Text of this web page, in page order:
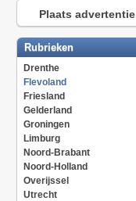
Plaats advertentie
Rubrieken
Drenthe
Flevoland
Friesland
Gelderland
Groningen
Limburg
Noord-Brabant
Noord-Holland
Overijssel
Utrecht